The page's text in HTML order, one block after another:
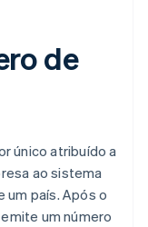
de
único atribuído a
ao sistema
país. Após o
um número